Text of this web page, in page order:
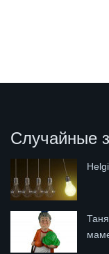
Случайные